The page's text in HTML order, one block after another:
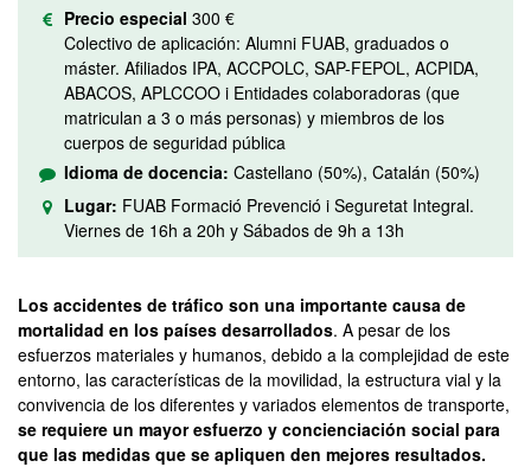
Precio especial 300 €
Colectivo de aplicación: Alumni FUAB, graduados o
máster. Afiliados IPA, ACCPOLC, SAP-FEPOL, ACPIDA,
ABACOS, APLCCOO i Entidades colaboradoras (que
matriculan a 3 o más personas) y miembros de los
cuerpos de seguridad pública
Idioma de docencia: Castellano (50%), Catalán (50%)
Lugar: FUAB Formació Prevenció i Seguretat Integral.
Viernes de 16h a 20h y Sábados de 9h a 13h
Los accidentes de tráfico son una importante causa de
mortalidad en los países desarrollados. A pesar de los
esfuerzos materiales y humanos, debido a la complejidad de este
entorno, las características de la movilidad, la estructura vial y la
convivencia de los diferentes y variados elementos de transporte,
se requiere un mayor esfuerzo y concienciación social para
que las medidas que se apliquen den mejores resultados.